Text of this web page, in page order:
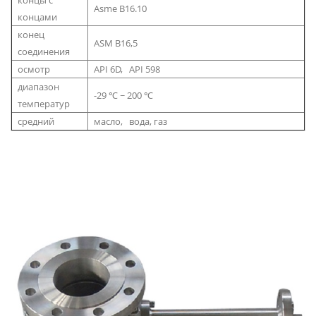
концами
Asme B16.10
конец
соединения
ASM B16,5
осмотр
API 6D, API 598
диапазон
температур
-29 ℃ ~ 200 ℃
средний масло, вода, газ